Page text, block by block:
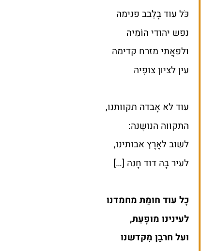
כֹּל עוד בָלֵבב פנימה
נפש יהודי הוֹמִיה
ולפאֲתי מזרח קדימה
עין לציון צופִיה
עוד לא אָבדה תקוותנו,
התקווה הנושָנה:
לשוב לאֶרֶץ אבותינו,
לעיר בָה דוד חָנה […]
כָל עוד חומַת מחמדנו
לעינינו מופָעַת,
ועל חרבַן מִקדשנו